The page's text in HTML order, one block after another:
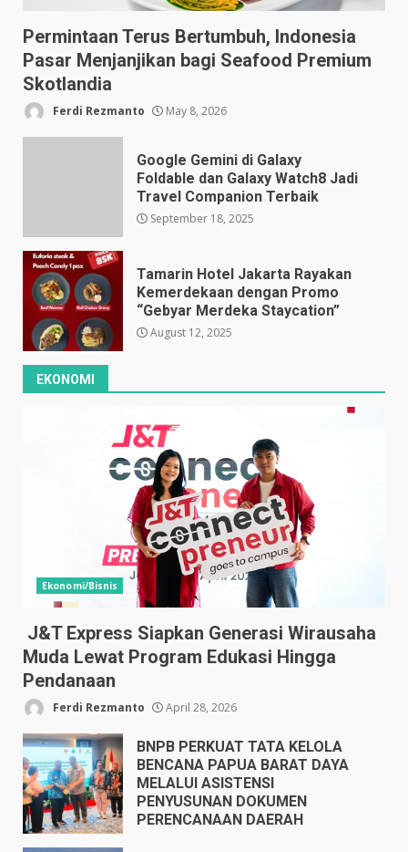
Permintaan Terus Bertumbuh, Indonesia
Pasar Menjanjikan bagi Seafood Premium
Skotlandia
Ferdi Rezmanto May 8, 2026
Google Gemini di Galaxy
Foldable dan Galaxy Watch8 Jadi
Travel Companion Terbaik
September 18, 2025
Tamarin Hotel Jakarta Rayakan
Kemerdekaan dengan Promo
“Gebyar Merdeka Staycation”
August 12, 2025
EKONOMI
Ekonomi/Bisnis
J&T Express Siapkan Generasi Wirausaha
Muda Lewat Program Edukasi Hingga
Pendanaan
Ferdi Rezmanto April 28, 2026
BNPB PERKUAT TATA KELOLA
BENCANA PAPUA BARAT DAYA
MELALUI ASISTENSI
PENYUSUNAN DOKUMEN
PERENCANAAN DAERAH